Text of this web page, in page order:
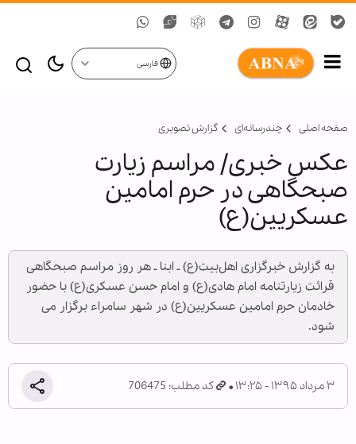
فارسی
صفحه اصلی چندرسانه‌ای گزارش تصويری
عکس خبری/ مراسم زیارت
صبحگاهی در حرم امامین
عسکریین(ع)
به گزارش خبرگزاری اهل‌بیت(ع) ـ ابنا ـ هر روز مراسم صبحگاهی
قرائت زیارتنامه امام هادی(ع) و امام حسن عسکری(ع) با حضور
خادمان حرم امامین عسکریین(ع) در شهر سامراء برگزار می
شود.
۳ مرداد ۱۳۹۵ - ۱۳:۲۵ کد مطلب: 706475